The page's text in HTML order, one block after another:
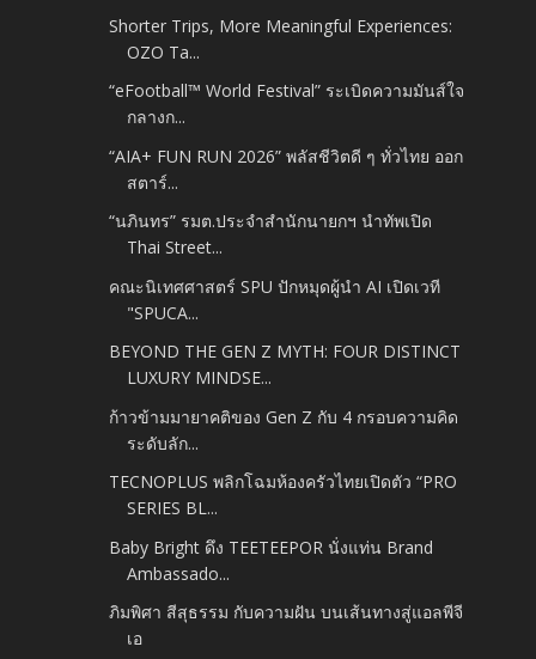
Shorter Trips, More Meaningful Experiences:
OZO Ta...
“eFootball™ World Festival” ระเบิดความมันส์ใจ
กลางก...
“AIA+ FUN RUN 2026” พลัสชีวิตดี ๆ ทั่วไทย ออก
สตาร์...
“นภินทร” รมต.ประจำสำนักนายกฯ นำทัพเปิด
Thai Street...
คณะนิเทศศาสตร์ SPU ปักหมุดผู้นำ AI เปิดเวที
"SPUCA...
BEYOND THE GEN Z MYTH: FOUR DISTINCT
LUXURY MINDSE...
ก้าวข้ามมายาคติของ Gen Z กับ 4 กรอบความคิด
ระดับลัก...
TECNOPLUS พลิกโฉมห้องครัวไทยเปิดตัว “PRO
SERIES BL...
Baby Bright ดึง TEETEEPOR นั่งแท่น Brand
Ambassado...
ภิมพิศา สีสุธรรม กับความฝัน บนเส้นทางสู่แอลพีจี
เอ